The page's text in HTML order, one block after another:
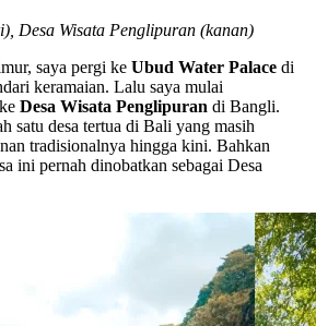
Desa Wisata Penglipuran (kanan)
saya pergi ke Ubud Water Palace di
keramaian. Lalu saya mulai
Desa Wisata Penglipuran di Bangli.
satu desa tertua di Bali yang masih
tradisionalnya hingga kini. Bahkan
ini pernah dinobatkan sebagai Desa